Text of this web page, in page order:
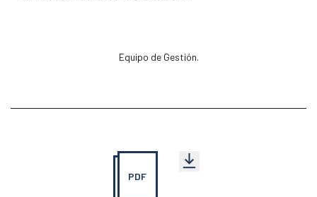
Equipo de Gestión.
PDF